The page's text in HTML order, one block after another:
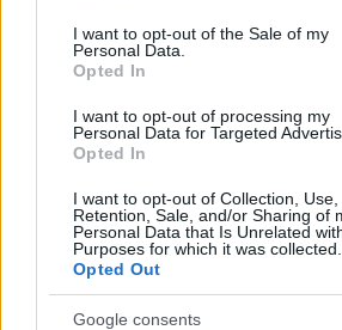
consent section.
I want to opt-out of the Sale of my
Personal Data.
Opted In
I want to opt-out of processing my
Personal Data for Targeted
Opted In
I want to opt-out of Collection, Use,
Retention, Sale, and/or Sharing of
Personal Data that Is Unrelated
Purposes for which it was collected.
Opted Out
Google consents
Hitelfordulat 2026: elzárja a
állam
ELEMZÉSEK 2026. júl. 22.